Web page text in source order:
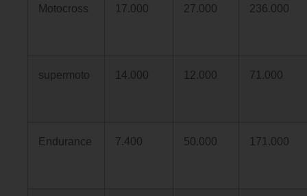
Motocross 17.000 27.000 236.000
supermoto 14.000 12.000 71.000
Endurance 7.400 50.000 171.000